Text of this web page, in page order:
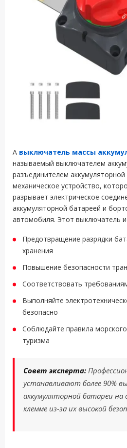
A выключатель массы
называемый выключателем
разъединителем
механическое устройство,
разрывает электрическое
аккумуляторной батареей и
автомобиля. Этот выключатель
Предотвращение разрядки
хранения
Повышение безопасности
Соответствовать
Выполняйте
безопасно
Соблюдайте правила
туризма
Совет эксперта:
устанавливают более 90%
аккумуляторной батареи
клемме из-за их высокой